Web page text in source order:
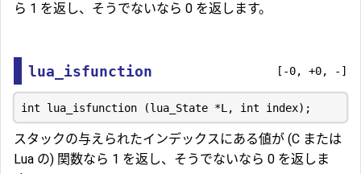
ら 1 を返し、そうでないなら 0 を返します。
lua_isfunction [-0, +0, -]
スタックの与えられたインデックスにある値が (C または
Lua の) 関数なら 1 を返し、そうでないなら 0 を返しま